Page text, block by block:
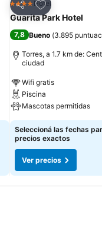
Compartir
Añadir a
4 EstrellasHotel
Guarita Park Hotel
7,8 Bueno (3.895
Torres, a 1.7 km de:
ciudad
Wifi gratis
Piscina
Mascotas permitidas
Seleccioná las fechas
precios exactos
Ver precios